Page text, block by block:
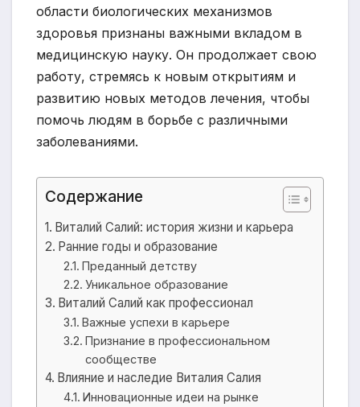
области биологических механизмов
здоровья признаны важными вкладом в
медицинскую науку. Он продолжает свою
работу, стремясь к новым открытиям и
развитию новых методов лечения, чтобы
помочь людям в борьбе с различными
заболеваниями.
Содержание
Виталий Салий: история жизни и карьера
Ранние годы и образование
Преданный детству
Уникальное образование
Виталий Салий как профессионал
Важные успехи в карьере
Признание в профессиональном
сообществе
Влияние и наследие Виталия Салия
Инновационные идеи на рынке